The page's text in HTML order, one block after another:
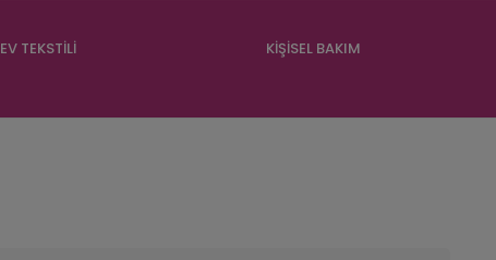
EV TEKSTİLİ KİŞİSEL BAKIM